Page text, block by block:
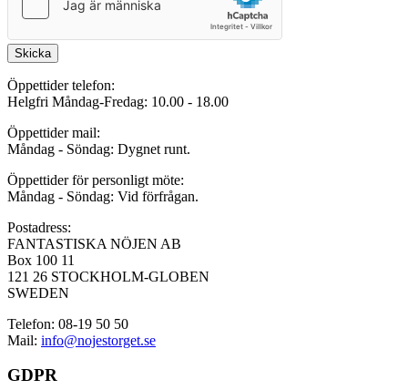
Skicka
Öppettider telefon:
Helgfri Måndag-Fredag: 10.00 - 18.00
Öppettider mail:
Måndag - Söndag: Dygnet runt.
Öppettider för personligt möte:
Måndag - Söndag: Vid förfrågan.
Postadress:
FANTASTISKA NÖJEN AB
Box 100 11
121 26 STOCKHOLM-GLOBEN
SWEDEN
Telefon: 08-19 50 50
Mail: info@nojestorget.se
GDPR